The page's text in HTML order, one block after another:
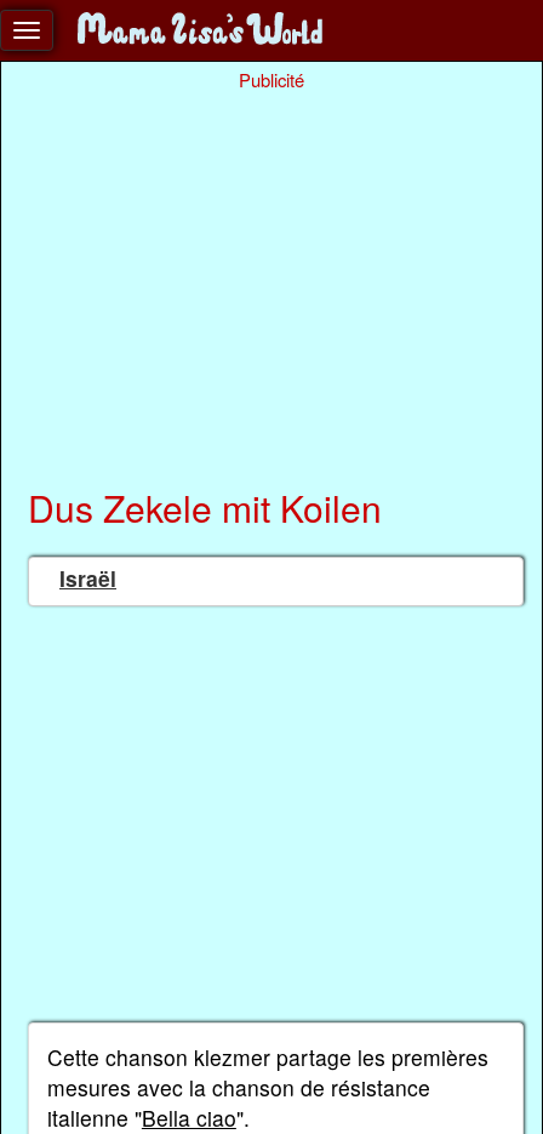
Publicité
Dus Zekele mit Koilen
Israël
Cette chanson klezmer partage les premières
mesures avec la chanson de résistance
italienne "Bella ciao".